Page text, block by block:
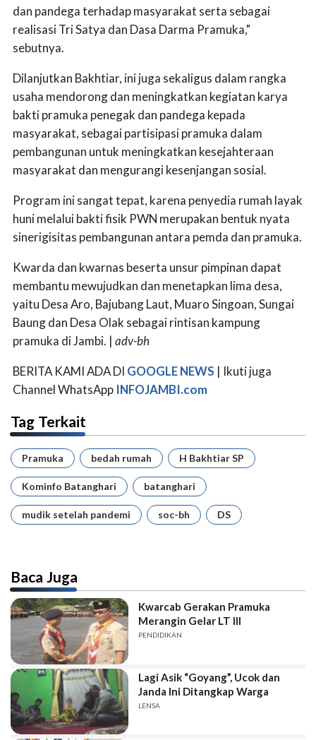
dan pandega terhadap masyarakat serta sebagai
realisasi Tri Satya dan Dasa Darma Pramuka,"
sebutnya.
Dilanjutkan Bakhtiar, ini juga sekaligus dalam rangka
usaha mendorong dan meningkatkan kegiatan karya
bakti pramuka penegak dan pandega kepada
masyarakat, sebagai partisipasi pramuka dalam
pembangunan untuk meningkatkan kesejahteraan
masyarakat dan mengurangi kesenjangan sosial.
Program ini sangat tepat, karena penyedia rumah layak
huni melalui bakti fisik PWN merupakan bentuk nyata
sinerigisitas pembangunan antara pemda dan pramuka.
Kwarda dan kwarnas beserta unsur pimpinan dapat
membantu mewujudkan dan menetapkan lima desa,
yaitu Desa Aro, Bajubang Laut, Muaro Singoan, Sungai
Baung dan Desa Olak sebagai rintisan kampung
pramuka di Jambi. | adv-bh
BERITA KAMI ADA DI GOOGLE NEWS | Ikuti juga
Channel WhatsApp INFOJAMBI.com
Tag Terkait
Pramuka bedah rumah H Bakhtiar SP
Kominfo Batanghari batanghari
mudik setelah pandemi soc-bh DS
Baca Juga
Kwarcab Gerakan Pramuka
Merangin Gelar LT III
PENDIDIKAN
Lagi Asik “Goyang”, Ucok dan
Janda Ini Ditangkap Warga
LENSA